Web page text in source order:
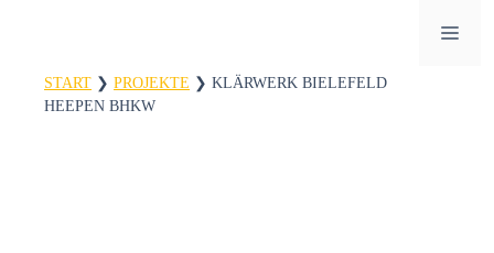
springenSTART ❯ PROJEKTE ❯ KLÄRWERK BIELEFELD
HEEPEN BHKW